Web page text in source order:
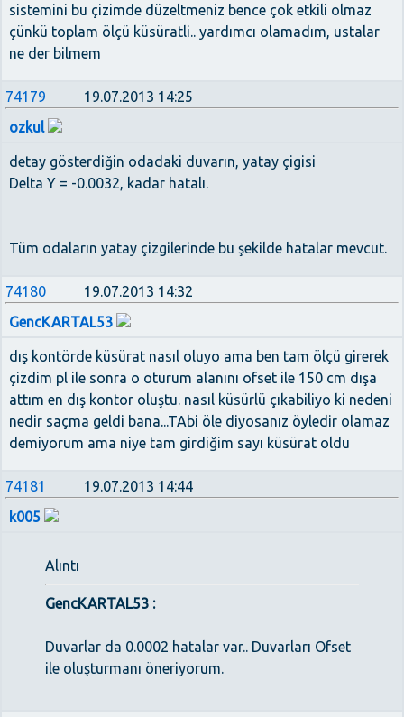
sistemini bu çizimde düzeltmeniz bence çok etkili olmaz
çünkü toplam ölçü küsüratli.. yardımcı olamadım, ustalar
ne der bilmem
74179
19.07.2013 14:25
ozkul
detay gösterdiğin odadaki duvarın, yatay çigisi
Delta Y = -0.0032, kadar hatalı.
Tüm odaların yatay çizgilerinde bu şekilde hatalar mevcut.
74180
19.07.2013 14:32
GencKARTAL53
dış kontörde küsürat nasıl oluyo ama ben tam ölçü girerek
çizdim pl ile sonra o oturum alanını ofset ile 150 cm dışa
attım en dış kontor oluştu. nasıl küsürlü çıkabiliyo ki nedeni
nedir saçma geldi bana...TAbi öle diyosanız öyledir olamaz
demiyorum ama niye tam girdiğim sayı küsürat oldu
74181
19.07.2013 14:44
k005
Alıntı
GencKARTAL53 :
Duvarlar da 0.0002 hatalar var.. Duvarları Ofset
ile oluşturmanı öneriyorum.